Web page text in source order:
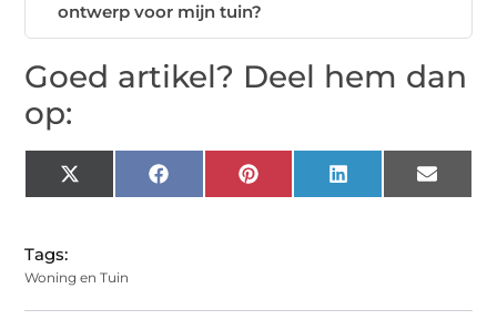
ontwerp voor mijn tuin?
Goed artikel? Deel hem dan
op:
X
(Twitter)
Facebook Pinterest LinkedIn Email
Tags:
Woning en Tuin